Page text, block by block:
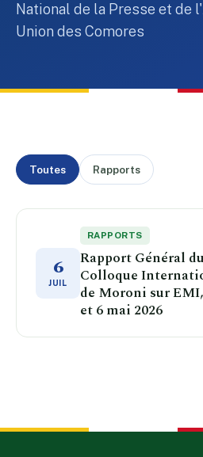
National de la Presse et de
Union des Comores
Toutes Rapports
6
JUIL
RAPPORTS
Rapport Général du
Colloque
de Moroni sur
et 6 mai 2026